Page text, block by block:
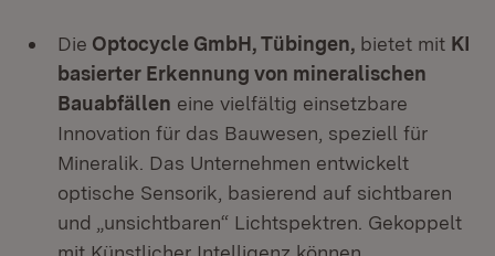
Die Optocycle GmbH, Tübingen, bietet mit KI
basierter Erkennung von mineralischen
Bauabfällen eine vielfältig einsetzbare
Innovation für das Bauwesen, speziell für
Mineralik. Das Unternehmen entwickelt
optische Sensorik, basierend auf sichtbaren
und „unsichtbaren“ Lichtspektren. Gekoppelt